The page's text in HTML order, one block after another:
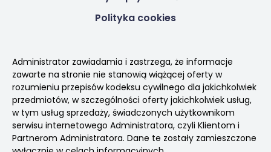
Polityka cookies
Administrator zawiadamia i zastrzega, że informacje
zawarte na stronie nie stanowią wiążącej oferty w
rozumieniu przepisów kodeksu cywilnego dla jakichkolwiek
przedmiotów, w szczególności oferty jakichkolwiek usług,
w tym usług sprzedaży, świadczonych użytkownikom
serwisu internetowego Administratora, czyli Klientom i
Partnerom Administratora. Dane te zostały zamieszczone